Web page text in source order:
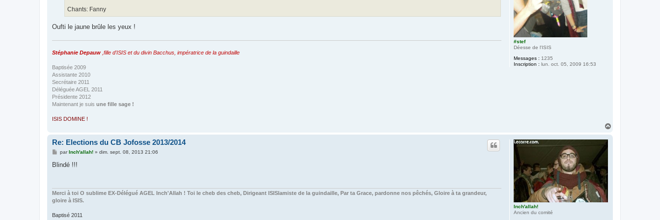
#stef
Déesse de l'ISIS
Messages : 1235
Inscription : lun. oct. 05, 2009 16:53
Chants: Fanny
Oufti le jaune brûle les yeux !
Stéphanie Depauw ,fille d'ISIS et du divin Bacchus, impératrice de la guindaille
Baptisée 2009
Assistante 2010
Secrétaire 2011
Déléguée AGEL 2011
Présidente 2012
Maintenant je suis une fille sage !
ISIS DOMINE !
Inch'allah!
Ancien du comité
Re: Elections du CB Jofosse 2013/2014
M
s
parInch'allah!» dim. sept. 08, 2013 21:06
Blindé !!!
Merci à toi O sublime EX-Délégué AGEL Inch'Allah ! Toi le cheb des cheb, Dirigeant ISISlamiste de la guindaille, Par ta Grace, pardonne nos pêchés, Gloire à ta grandeur,
gloire à ISIS.
Baptisé 2011